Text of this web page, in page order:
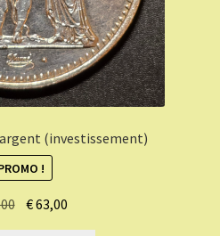
(investissement)
!
Le
prix
€63,00
prix